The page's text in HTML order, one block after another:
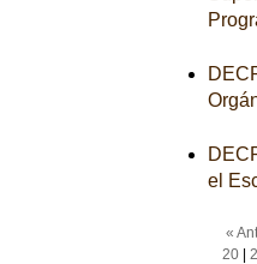
el
«
20|